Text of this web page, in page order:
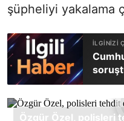
şüpheliyi yakalama